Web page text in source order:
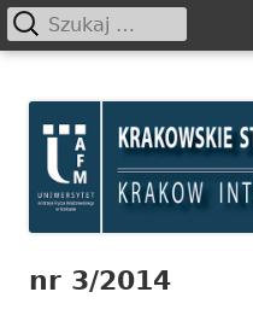
content
Primary
Szukaj:
nr 3/2014